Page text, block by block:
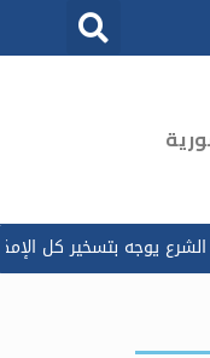
كل الإمكانات للتعامل